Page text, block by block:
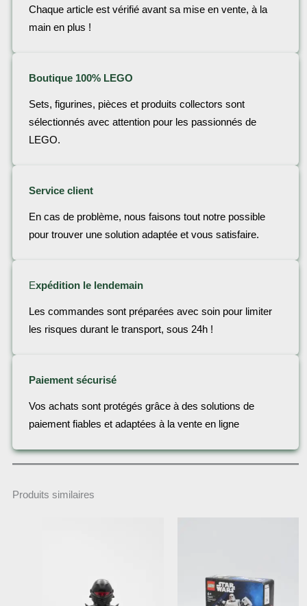
Chaque article est vérifié avant sa mise en vente, à la
main en plus !
Boutique 100% LEGO
Sets, figurines, pièces et produits collectors sont
sélectionnés avec attention pour les passionnés de
LEGO.
Service client
En cas de problème, nous faisons tout notre possible
pour trouver une solution adaptée et vous satisfaire.
Expédition le lendemain
Les commandes sont préparées avec soin pour limiter
les risques durant le transport, sous 24h !
Paiement sécurisé
Vos achats sont protégés grâce à des solutions de
paiement fiables et adaptées à la vente en ligne
Produits similaires